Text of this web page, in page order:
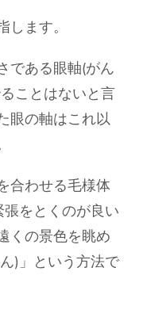
ます。
である眼軸(がん
ことはないと言
眼の軸はこれ以
合わせる毛様体
をとくのが良い
くの景色を眺め
)」という方法で